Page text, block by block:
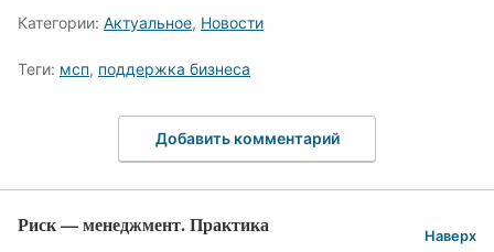
Категории: Актуальное, Новости
Теги: мсп, поддержка бизнеса
Добавить комментарий
Риск — менеджмент. Практика Наверх